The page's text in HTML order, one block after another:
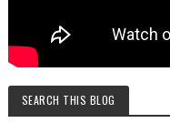
SEARCH THIS BLOG